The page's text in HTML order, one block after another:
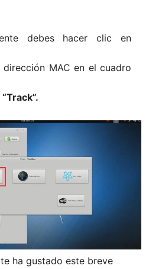
debes hacer clic en
MAC en el cuadro
“Track”.
ha gustado este breve